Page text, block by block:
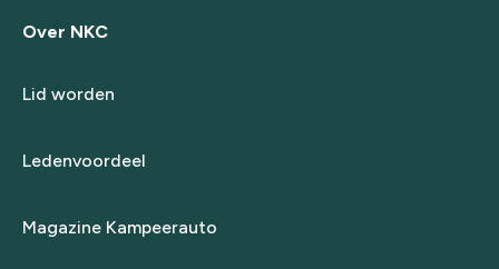
Over NKC
Lid worden
Ledenvoordeel
Magazine Kampeerauto